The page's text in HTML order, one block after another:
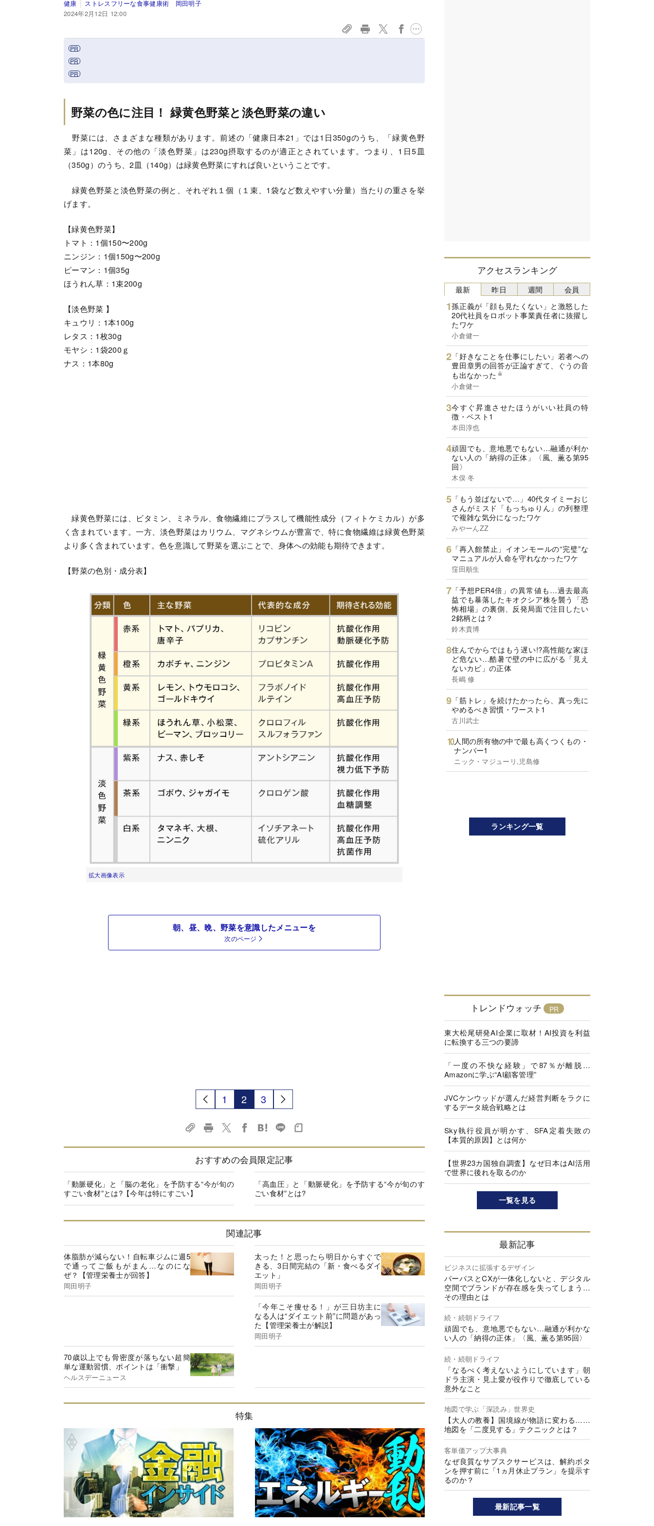
健康
ストレスフリーな食事健康術 岡田明子
2024年2月12日 12:00
野菜の色に注目！ 緑黄色野菜と淡色野菜の違い
野菜には、さまざまな種類があります。前述の「健康日本21」では1日350gのうち、「緑黄色野
菜」は120g、その他の「淡色野菜」は230g摂取するのが適正とされています。つまり、1日5皿
（350g）のうち、2皿（140g）は緑黄色野菜にすれば良いということです。
緑黄色野菜と淡色野菜の例と、それぞれ１個（１束、1袋など数えやすい分量）当たりの重さを挙
げます。
【緑黄色野菜】
トマト：1個150〜200g
ニンジン：1個150g〜200g
ピーマン：1個35g
ほうれん草：1束200g
【淡色野菜 】
キュウリ：1本100g
レタス：1枚30g
モヤシ：1袋200ｇ
ナス：1本80g
緑黄色野菜には、ビタミン、ミネラル、食物繊維にプラスして機能性成分（フィトケミカル）が多
く含まれています。一方、淡色野菜はカリウム、マグネシウムが豊富で、特に食物繊維は緑黄色野菜
より多く含まれています。色を意識して野菜を選ぶことで、身体への効能も期待できます。
【野菜の色別・成分表】
拡大画像表示
朝、昼、晩、野菜を意識したメニューを
次のページ
1 2 3
おすすめの会員限定記事
「動脈硬化」と「脳の老化」を予防する“今が旬の
すごい食材”とは?【今年は特にすごい】
「高血圧」と「動脈硬化」を予防する“今が旬のす
ごい食材”とは?
関連記事
体脂肪が減らない！自転車ジムに週5
で通ってご飯もがまん…なのにな
ぜ？【管理栄養士が回答】
岡田明子
太った！と思ったら明日からすぐで
きる、3日間完結の「新・食べるダイ
エット」
岡田明子
「今年こそ痩せる！」が三日坊主に
なる人は“ダイエット前”に問題があっ
た【管理栄養士が解説】
岡田明子
70歳以上でも骨密度が落ちない超簡
単な運動習慣、ポイントは「衝撃」
ヘルスデーニュース
特集
アクセスランキング
最新
孫正義が「顔も見たくない」と激怒した
20代社員をロボット事業責任者に抜擢し
たワケ
小倉健一
「好きなことを仕事にしたい」若者への
豊田章男の回答が正論すぎて、ぐうの音
も出なかった
小倉健一
今すぐ昇進させたほうがいい社員の特
徴・ベスト1
本田淳也
頑固でも、意地悪でもない…融通が利か
ない人の「納得の正体」〈風、薫る第95
回〉
木俣 冬
「もう並ばないで…」40代タイミーおじ
さんがミスド「もっちゅりん」の列整理
で複雑な気分になったワケ
みやーんZZ
「再入館禁止」イオンモールの“完璧”な
マニュアルが人命を守れなかったワケ
窪田順生
「予想PER4倍」の異常値も…過去最高
益でも暴落したキオクシア株を襲う「恐
怖相場」の裏側、反発局面で注目したい
2銘柄とは？
鈴木貴博
住んでからではもう遅い!?高性能な家ほ
ど危ない…酷暑で壁の中に広がる「見え
ないカビ」の正体
長嶋 修
「筋トレ」を続けたかったら、真っ先に
やめるべき習慣・ワースト1
古川武士
人間の所有物の中で最も高くつくもの・
ナンバー1
ニック・マジューリ,児島修
昨日 週間 会員
ランキング一覧
トレンドウォッチ
東大松尾研発AI企業に取材！AI投資を利益
に転換する三つの要諦
「一度の不快な経験」で87％が離脱…
Amazonに学ぶ“AI顧客管理”
JVCケンウッドが選んだ経営判断をラクに
するデータ統合戦略とは
Sky執行役員が明かす、SFA定着失敗の
【本質的原因】とは何か
【世界23カ国独自調査】なぜ日本はAI活用
で世界に後れを取るのか
一覧を見る
最新記事
ビジネスに拡張するデザイン
パーパスとCXが一体化しないと、デジタル
空間でブランドが存在感を失ってしまう…
その理由とは
続・続朝ドライフ
頑固でも、意地悪でもない…融通が利かな
い人の「納得の正体」〈風、薫る第95回〉
続・続朝ドライフ
「なるべく考えないようにしています」朝
ドラ主演・見上愛が役作りで徹底している
意外なこと
地図で学ぶ「深読み」世界史
【大人の教養】国境線が物語に変わる……
地図を「二度見する」テクニックとは？
客単価アップ大事典
なぜ良質なサブスクサービスは、解約ボタ
ンを押す前に「1ヵ月休止プラン」を提示す
るのか？
最新記事一覧